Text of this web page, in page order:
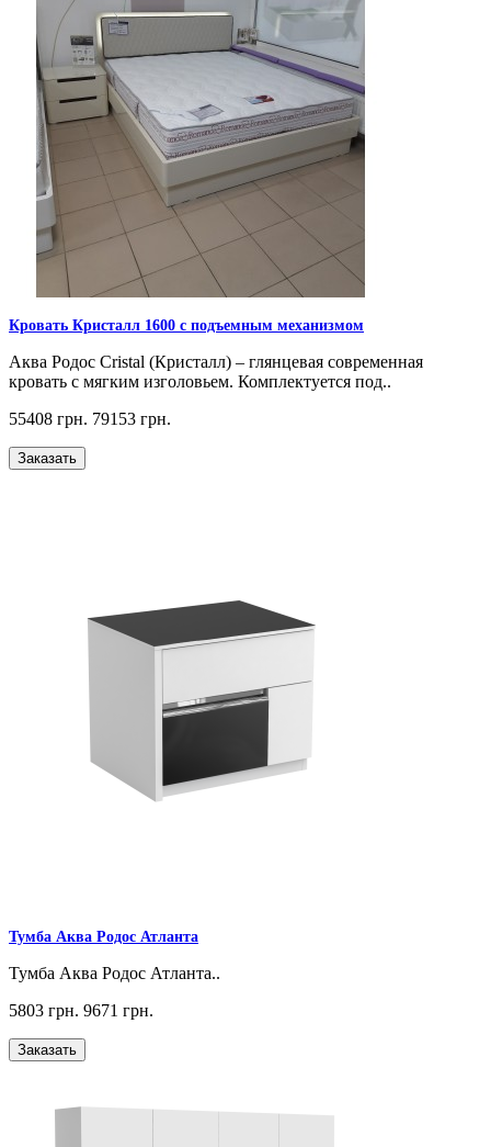
Кровать Кристалл 1600 с подъемным механизмом
Аква Родос Cristal (Кристалл) – глянцевая современная
кровать с мягким изголовьем. Комплектуется под..
55408 грн. 79153 грн.
Заказать
Тумба Аква Родос Атланта
Тумба Аква Родос Атланта..
5803 грн. 9671 грн.
Заказать